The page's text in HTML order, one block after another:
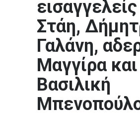
Στάη,
Γαλάνη,
Μαγγίρα και
Βασιλική